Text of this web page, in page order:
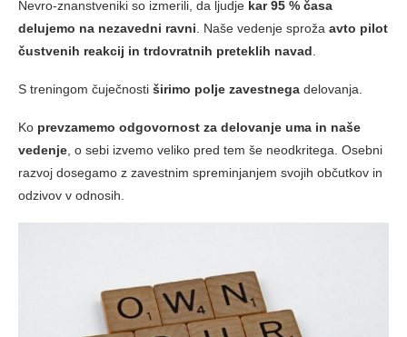
Nevro-znanstveniki so izmerili, da ljudje kar 95 % časa
delujemo na nezavedni ravni . Naše vedenje sproža avto pilot
čustvenih reakcij in trdovratnih preteklih navad
S treningom čuječnosti širimo polje zavestnega delovanja.
Ko prevzamemo odgovornost za delovanje uma in naše
vedenje , o sebi izvemo veliko pred tem še neodkritega. Osebni
razvoj dosegamo z zavestnim spreminjanjem svojih občutkov in
odzivov v odnosih.